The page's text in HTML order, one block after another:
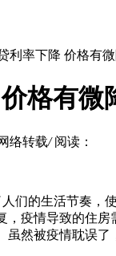
利率下降 价格有
格有
络转载/ 阅读：
们的生活节奏，
，疫情导致的住
虽然被疫情耽误